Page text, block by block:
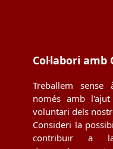
Col·labori amb
Treballem
només amb
voluntari dels
Consideri la
contribuir a